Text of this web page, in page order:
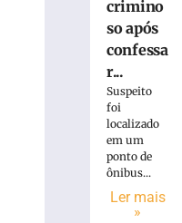
Defesa
estado
alerta
crimino
so após
confessa
r...
Suspeito
foi
localizado
em um
ponto de
ônibus...
Ler mais
»